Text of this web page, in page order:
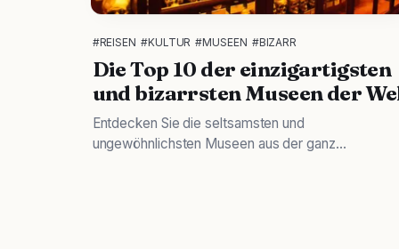
#REISEN #KULTUR #MUSEEN #BIZARR
Die Top 10 der einzigartigsten
und bizarrsten Museen der
Entdecken Sie die seltsamsten und
ungewöhnlichsten Museen aus der ganz...